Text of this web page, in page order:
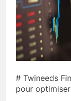
# Twineeds
pour